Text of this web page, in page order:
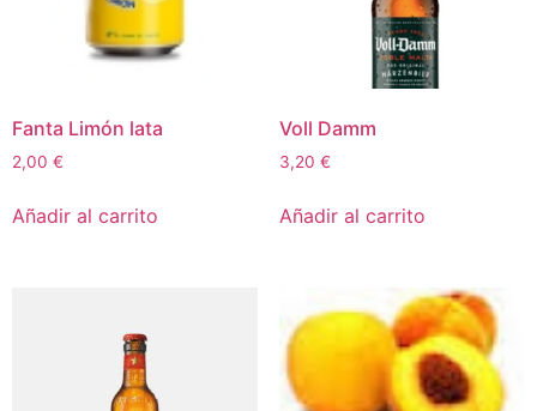
Fanta Limón lata
2,00 €
Añadir al carrito
Voll Damm
3,20 €
Añadir al carrito